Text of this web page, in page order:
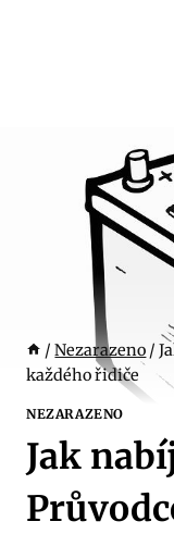
/ Nezarazeno /
každého řidiče
NEZARAZENO
Jak